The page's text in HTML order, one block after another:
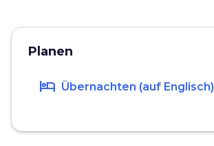
Planen
hotel Übernachten (auf Englisch)